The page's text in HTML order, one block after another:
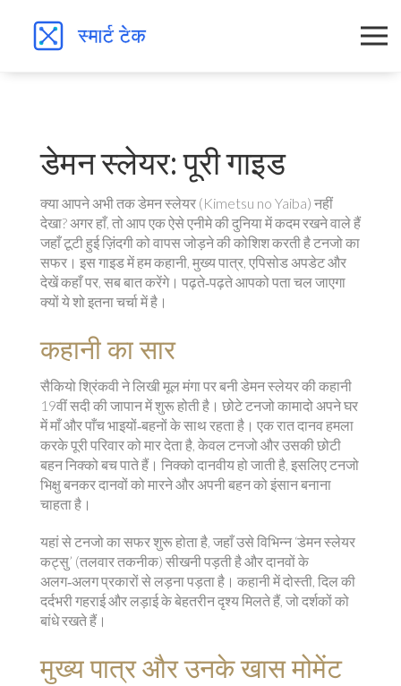
डेमन स्लेयर: पूरी गाइड
क्या आपने अभी तक डेमन स्लेयर (Kimetsu no Yaiba) नहीं
देखा? अगर हाँ, तो आप एक ऐसे एनीमे की दुनिया में कदम रखने वाले हैं
जहाँ टूटी हुई ज़िंदगी को वापस जोड़ने की कोशिश करती है टनजो का
सफर। इस गाइड में हम कहानी, मुख्य पात्र, एपिसोड अपडेट और
देखें कहाँ पर, सब बात करेंगे। पढ़ते‑पढ़ते आपको पता चल जाएगा
क्यों ये शो इतना चर्चा में है।
कहानी का सार
सैकियो श्रिंकवी ने लिखी मूल मंगा पर बनी डेमन स्लेयर की कहानी
19वीं सदी की जापान में शुरू होती है। छोटे टनजो कामादो अपने घर
में माँ और पाँच भाइयों‑बहनों के साथ रहता है। एक रात दानव हमला
करके पूरी परिवार को मार देता है, केवल टनजो और उसकी छोटी
बहन निक्को बच पाते हैं। निक्को दानवीय हो जाती है, इसलिए टनजो
भिक्षु बनकर दानवों को मारने और अपनी बहन को इंसान बनाना
चाहता है।
यहां से टनजो का सफर शुरू होता है, जहाँ उसे विभिन्न ‘डेमन स्लेयर
कट्सु’ (तलवार तकनीक) सीखनी पड़ती है और दानवों के
अलग‑अलग प्रकारों से लड़ना पड़ता है। कहानी में दोस्ती, दिल की
दर्दभरी गहराई और लड़ाई के बेहतरीन दृश्य मिलते हैं, जो दर्शकों को
बांधे रखते हैं।
मुख्य पात्र और उनके खास मोमेंट